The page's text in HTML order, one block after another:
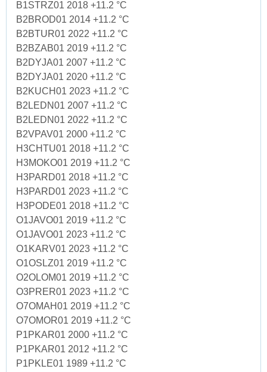
B1STRZ01 2018 +11.2 °C
B2BROD01 2014 +11.2 °C
B2BTUR01 2022 +11.2 °C
B2BZAB01 2019 +11.2 °C
B2DYJA01 2007 +11.2 °C
B2DYJA01 2020 +11.2 °C
B2KUCH01 2023 +11.2 °C
B2LEDN01 2007 +11.2 °C
B2LEDN01 2022 +11.2 °C
B2VPAV01 2000 +11.2 °C
H3CHTU01 2018 +11.2 °C
H3MOKO01 2019 +11.2 °C
H3PARD01 2018 +11.2 °C
H3PARD01 2023 +11.2 °C
H3PODE01 2018 +11.2 °C
O1JAVO01 2019 +11.2 °C
O1JAVO01 2023 +11.2 °C
O1KARV01 2023 +11.2 °C
O1OSLZ01 2019 +11.2 °C
O2OLOM01 2019 +11.2 °C
O3PRER01 2023 +11.2 °C
O7OMAH01 2019 +11.2 °C
O7OMOR01 2019 +11.2 °C
P1PKAR01 2000 +11.2 °C
P1PKAR01 2012 +11.2 °C
P1PKLE01 1989 +11.2 °C